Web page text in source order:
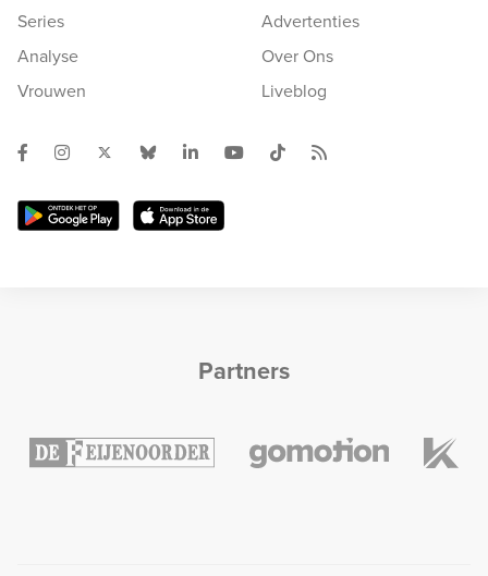
Series
Analyse
Vrouwen
Advertenties
Over Ons
Liveblog
Partners